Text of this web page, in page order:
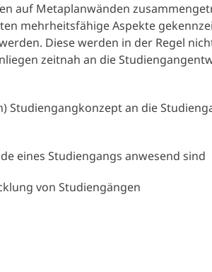
auf Metaplanwänden
mehrheitsfähige Aspekte
Diese werden in der Regel
zeitnah an die
Studiengangkonzept an die
eines Studiengangs anwesend sind
von Studiengängen